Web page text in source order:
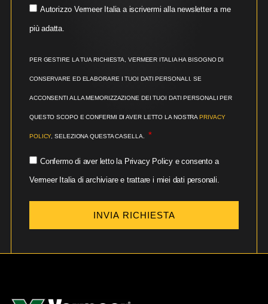
Autorizzo Vermeer Italia a iscrivermi alla newsletter a me
più adatta.
PER GESTIRE LA TUA RICHIESTA, VERMEER ITALIA HA BISOGNO DI
CONSERVARE ED ELABORARE I TUOI DATI PERSONALI. SE
ACCONSENTI ALLA MEMORIZZAZIONE DEI TUOI DATI PERSONALI PER
QUESTO SCOPO E CONFERMI DI AVER LETTO LA NOSTRAPRIVACY
POLICY, SELEZIONA QUESTA CASELLA.
Confermo di aver letto la Privacy Policy e consento a
Vermeer Italia di archiviare e trattare i miei dati personali.
INVIA RICHIESTA